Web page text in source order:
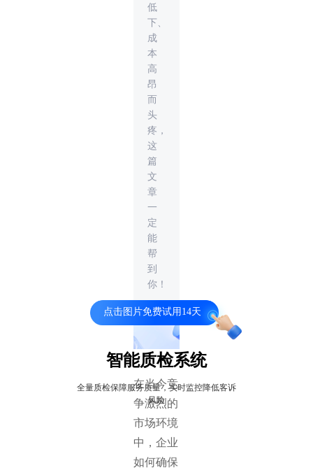
低
下、
成
本
高
昂
而
头
疼，
这
篇
文
章
一
定
能
帮
到
你！
智能质检系统
全量质检保障服务质量，实时监控降低客诉
风险
点击图片免费试用14天
在当今竞
争激烈的
市场环境
中，企业
如何确保